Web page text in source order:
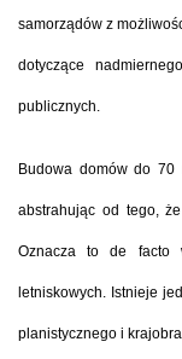
samorządów z
dotyczące
publicznych.
Budowa domów do 70
abstrahując od tego,
Oznacza to de facto
letniskowych. Istnieje
planistycznego i